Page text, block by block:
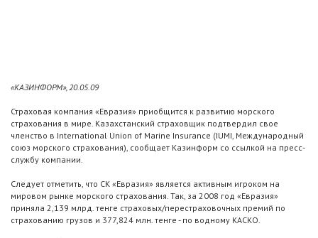
«КАЗИНФОРМ», 20.05.09
Страховая компания «Евразия» приобщится к развитию морского
страхования в мире. Казахстанский страховщик подтвердил свое
членство в International Union of Marine Insurance (IUMI, Международный
союз морского страхования), сообщает Казинформ со ссылкой на пресс-
службу компании.
Следует отметить, что СК «Евразия» является активным игроком на
мировом рынке морского страхования. Так, за 2008 год «Евразия»
приняла 2,139 млрд. тенге страховых/перестраховочных премий по
страхованию грузов и 377,824 млн. тенге - по водному КАСКО.